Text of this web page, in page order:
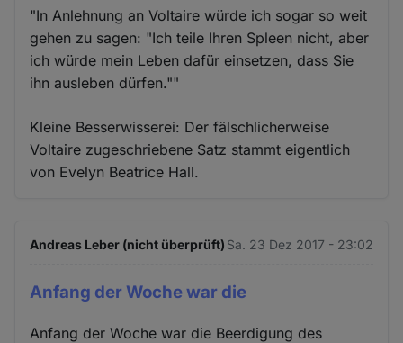
"In Anlehnung an Voltaire würde ich sogar so weit
gehen zu sagen: "Ich teile Ihren Spleen nicht, aber
ich würde mein Leben dafür einsetzen, dass Sie
ihn ausleben dürfen.""
Kleine Besserwisserei: Der fälschlicherweise
Voltaire zugeschriebene Satz stammt eigentlich
von Evelyn Beatrice Hall.
Andreas Leber (nicht überprüft) Sa. 23 Dez 2017 - 23:02
Anfang der Woche war die
Anfang der Woche war die Beerdigung des